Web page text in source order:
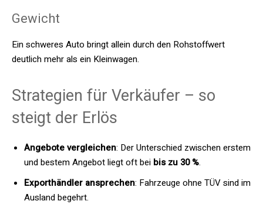
Gewicht
Ein schweres Auto bringt allein durch den Rohstoffwert
deutlich mehr als ein Kleinwagen.
Strategien für Verkäufer – so
steigt der Erlös
Angebote vergleichen: Der Unterschied zwischen erstem
und bestem Angebot liegt oft bei bis zu 30 %.
Exporthändler ansprechen: Fahrzeuge ohne TÜV sind im
Ausland begehrt.